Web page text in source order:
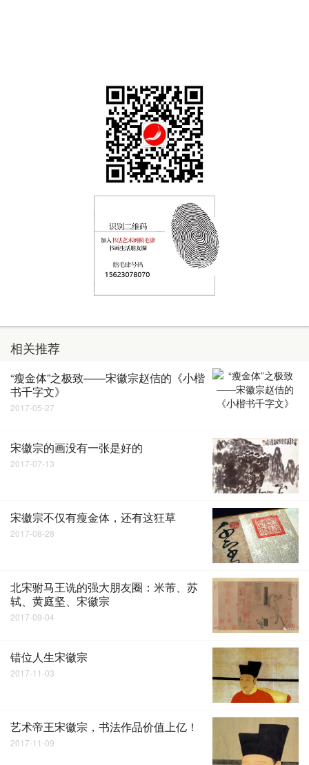
相关推荐
“瘦金体”之极致——宋徽宗赵佶的《小楷
书千字文》
2017-05-27
宋徽宗的画没有一张是好的
2017-07-13
宋徽宗不仅有瘦金体，还有这狂草
2017-08-28
北宋驸马王诜的强大朋友圈：米芾、苏
轼、黄庭坚、宋徽宗
2017-09-04
错位人生宋徽宗
2017-11-03
艺术帝王宋徽宗，书法作品价值上亿！
2017-11-09